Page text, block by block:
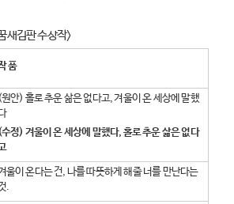
새김판 수상작>
품
(원안) 홀로 추운 삶은 없다고, 겨울이 온 세상에 말했
수정) 겨울이 온 세상에 말했다, 홀로 추운 삶은 없다
울이 온다는 건, 나를 따뜻하게 해줄 너를 만난다는
.